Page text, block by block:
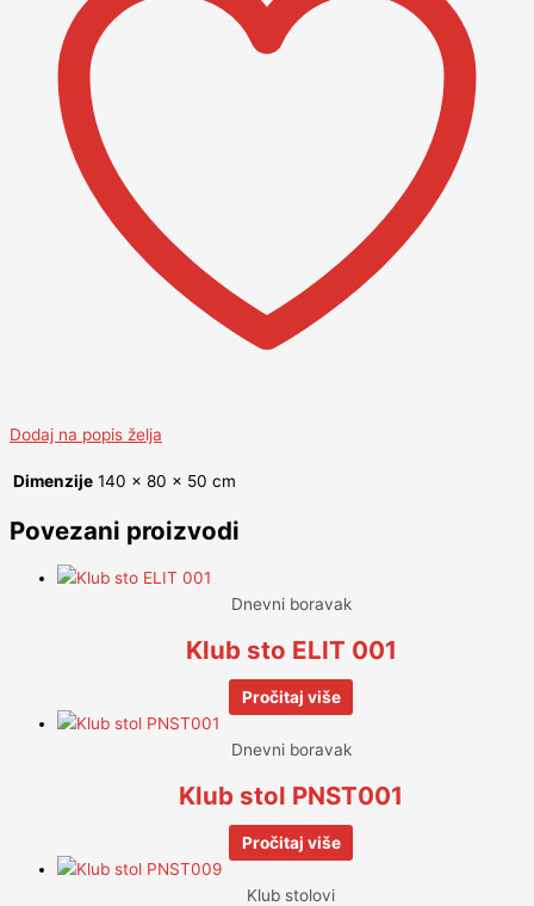
Dodaj na popis želja
Dimenzije 140 × 80 × 50 cm
Povezani proizvodi
Dnevni boravak
Klub sto ELIT 001
Pročitaj više
Dnevni boravak
Klub stol PNST001
Pročitaj više
Klub stolovi